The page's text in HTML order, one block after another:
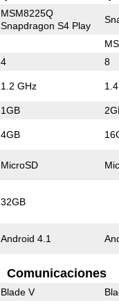
MSM8225Q
Snapdragon S4 Play
4 8
1.2 GHz
1GB
4GB
MicroSD
32GB
Android 4.1
Comunicaciones
Blade V